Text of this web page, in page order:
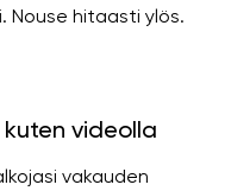
Nouse hitaasti ylös.
videolla
vakauden